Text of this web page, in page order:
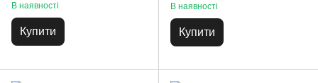
В наявності
Купити
В наявності
Купити